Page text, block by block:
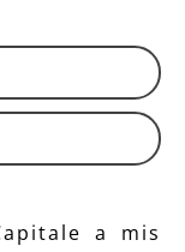
a mis